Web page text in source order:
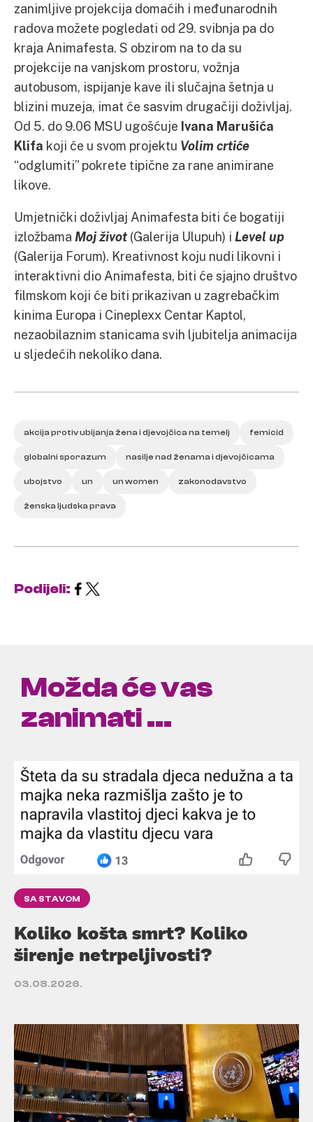
zanimljive projekcija domaćih i međunarodnih
radova možete pogledati od 29. svibnja pa do
kraja Animafesta. S obzirom na to da su
projekcije na vanjskom prostoru, vožnja
autobusom, ispijanje kave ili slučajna šetnja u
blizini muzeja, imat će sasvim drugačiji doživljaj.
Od 5. do 9.06 MSU ugošćuje Ivana Marušića
Klifa koji će u svom projektu Volim crtiće
“odglumiti” pokrete tipične za rane animirane
likove.
Umjetnički doživljaj Animafesta biti će bogatiji
izložbama Moj život (Galerija Ulupuh) i Level up
(Galerija Forum). Kreativnost koju nudi likovni i
interaktivni dio Animafesta, biti će sjajno društvo
filmskom koji će biti prikazivan u zagrebačkim
kinima Europa i Cineplexx Centar Kaptol,
nezaobilaznim stanicama svih ljubitelja animacija
u sljedećih nekoliko dana.
akcija protiv ubijanja žena i djevojčica na temelj femicid
globalni sporazum nasilje nad ženama i djevojčicama
ubojstvo un un women zakonodavstvo
ženska ljudska prava
Podijeli:
Možda će vas
zanimati ...
SA STAVOM
Koliko košta smrt? Koliko
širenje netrpeljivosti?
03.08.2026.